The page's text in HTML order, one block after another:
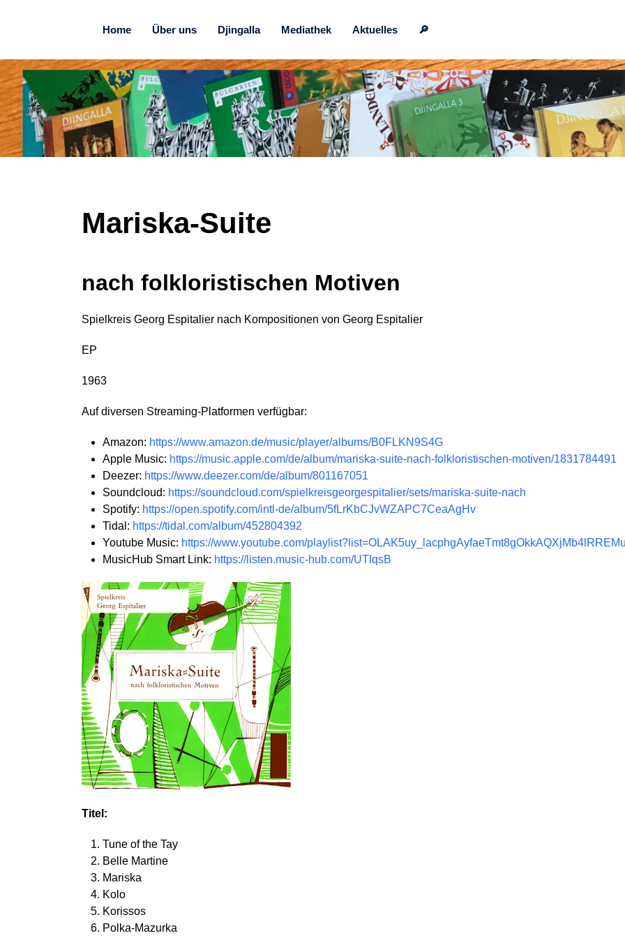
Home Über uns Djingalla Mediathek Aktuelles 🔎
Mariska-Suite
nach folkloristischen Motiven
Spielkreis Georg Espitalier nach Kompositionen von Georg Espitalier
EP
1963
Auf diversen Streaming-Platformen verfügbar:
Amazon: https://www.amazon.de/music/player/albums/B0FLKN9S4G
Apple Music: https://music.apple.com/de/album/mariska-suite-nach-folkloristischen-motiven/1831784491
Deezer: https://www.deezer.com/de/album/801167051
Soundcloud: https://soundcloud.com/spielkreisgeorgespitalier/sets/mariska-suite-nach
Spotify: https://open.spotify.com/intl-de/album/5fLrKbCJvWZAPC7CeaAgHv
Tidal: https://tidal.com/album/452804392
Youtube Music: https://www.youtube.com/
MusicHub Smart Link: https://listen.music-hub.com/UTIqsB
Titel:
Tune of the Tay
Belle Martine
Mariska
Kolo
Korissos
Polka-Mazurka